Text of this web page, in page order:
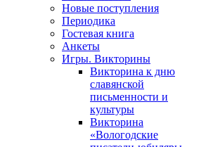
Новые поступления
Периодика
Гостевая книга
Анкеты
Игры. Викторины
Викторина к дню
славянской
письменности и
культуры
Викторина
«Вологодские